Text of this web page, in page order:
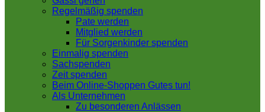
Regelmäßig spenden
Pate werden
Mitglied werden
Für Sorgenkinder spenden
Einmalig spenden
Sachspenden
Zeit spenden
Beim Online-Shoppen Gutes tun!
Als Unternehmen
Zu besonderen Anlässen